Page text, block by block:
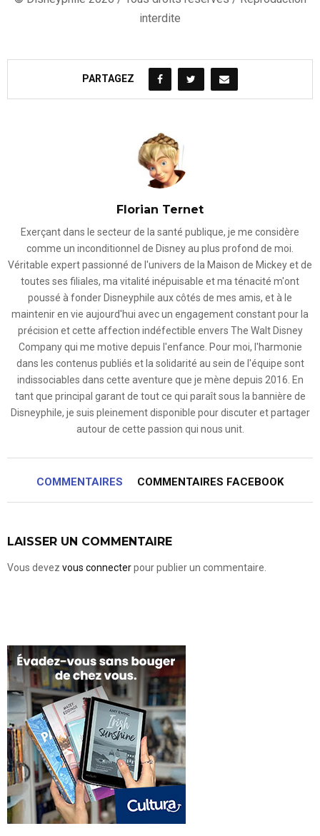
interdite
PARTAGEZ
Florian Ternet
Exerçant dans le secteur de la santé publique, je me considère
comme un inconditionnel de Disney au plus profond de moi.
Véritable expert passionné de l'univers de la Maison de Mickey et de
toutes ses filiales, ma vitalité inépuisable et ma ténacité m'ont
poussé à fonder Disneyphile aux côtés de mes amis, et à le
maintenir en vie aujourd'hui avec un engagement constant pour la
précision et cette affection indéfectible envers The Walt Disney
Company qui me motive depuis l'enfance. Pour moi, l'harmonie
dans les contenus publiés et la solidarité au sein de l'équipe sont
indissociables dans cette aventure que je mène depuis 2016. En
tant que principal garant de tout ce qui paraît sous la bannière de
Disneyphile, je suis pleinement disponible pour discuter et partager
autour de cette passion qui nous unit.
COMMENTAIRES COMMENTAIRES FACEBOOK
LAISSER UN COMMENTAIRE
Vous devez vous connecterpour publier un commentaire.